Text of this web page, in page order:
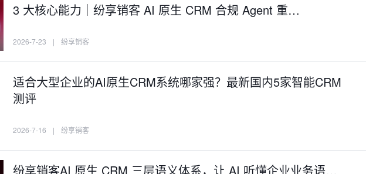
3 大核心能力｜纷享销客 AI 原生 CRM 合规 Agent 重…
2026-7-23 | 纷享销客
适合大型企业的AI原生CRM系统哪家强？最新国内5家智能CRM
测评
2026-7-16 | 纷享销客
纷享销客AI 原生 CRM 三层语义体系，让 AI 听懂企业业务语…